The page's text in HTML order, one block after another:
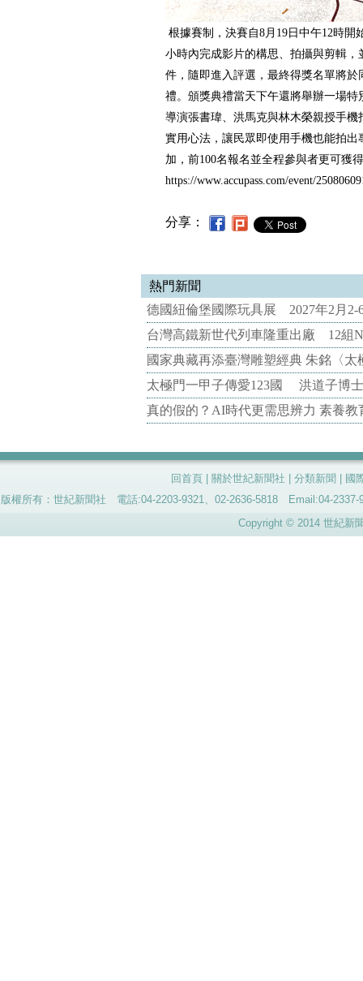
根據賽制，決賽自8月19日中午12時開
小時內完成影片的構思、拍攝與剪輯，
件，隨即進入評選，最終得獎名單將
禮。頒獎典禮當天下午還將舉辦一場特
導演張書瑋、洪馬克與林木榮親授手
實用心法，讓民眾即使用手機也能拍
加，前100名報名並全程參與者更可獲
https://www.accupass.com/event/
分享：
熱門新聞
德國紐倫堡國際玩具展 2027年2月2-
台灣高鐵新世代列車隆重出廠 12組
國家典藏再添臺灣雕塑經典 朱銘〈
太極門一甲子傳愛123國 洪道子博
真的假的？AI時代更需思辨力 素養
回首頁 關於世紀新聞社 分類新聞
國
版權所有：世紀新聞社 電話:04-2203-9321、02-2636-5818 Email:04-
Copyright © 2014 世紀新